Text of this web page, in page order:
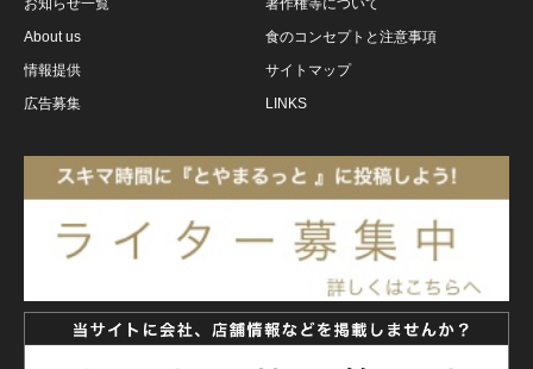
お知らせ一覧
About us
情報提供
広告募集
著作権等について
食のコンセプトと注意事項
サイトマップ
LINKS